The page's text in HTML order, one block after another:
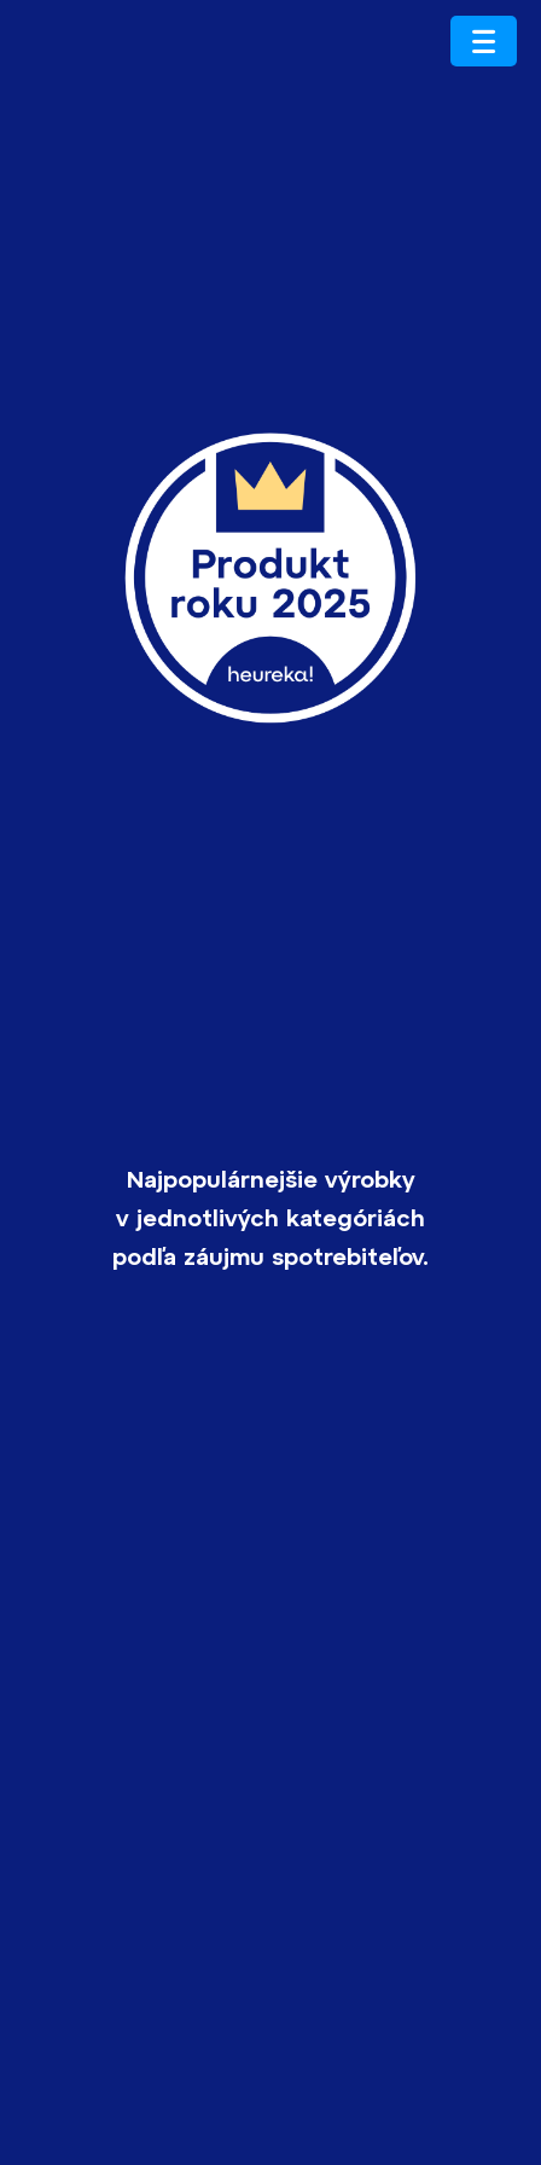
Najpopulárnejšie výrobky
v jednotlivých kategóriách
podľa záujmu spotrebiteľov.